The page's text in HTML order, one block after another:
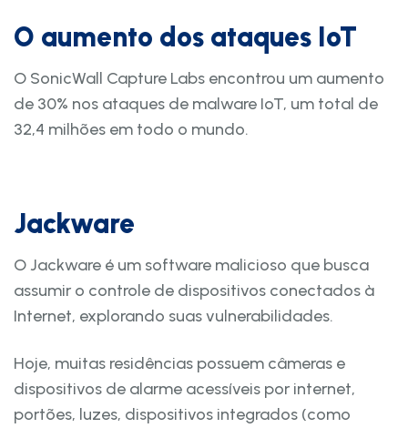
O aumento dos ataques IoT
O SonicWall Capture Labs encontrou um aumento
de 30% nos ataques de malware IoT, um total de
32,4 milhões em todo o mundo.
Jackware
O Jackware é um software malicioso que busca
assumir o controle de dispositivos conectados à
Internet, explorando suas vulnerabilidades.
Hoje, muitas residências possuem câmeras e
dispositivos de alarme acessíveis por internet,
portões, luzes, dispositivos integrados (como